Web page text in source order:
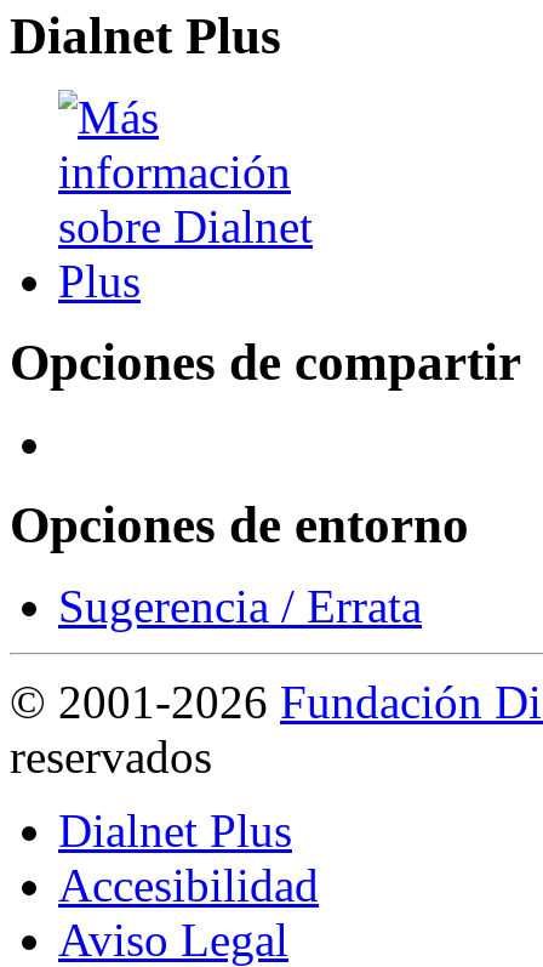
Dialnet Plus
Opciones de compartir
Opciones de entorno
Sugerencia / Errata
© 2001-2026 Fundación
reservados
Dialnet Plus
Accesibilidad
Aviso Legal